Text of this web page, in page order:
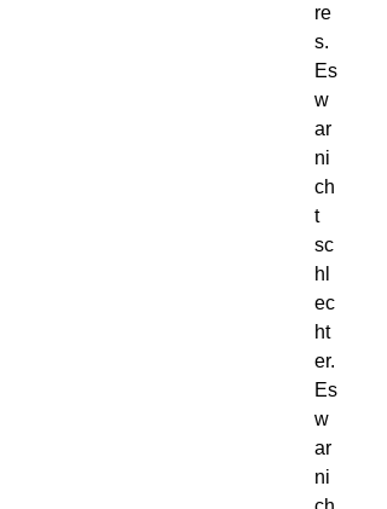
re
s.
Es
w
ar
ni
ch
t
sc
hl
ec
ht
er.
Es
w
ar
ni